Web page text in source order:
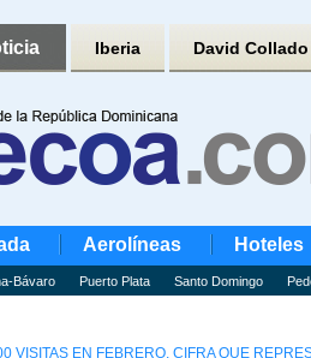
Iberia David Collado
Aerolíneas Hoteles
Bávaro Puerto Plata Santo Domingo
VISITAS EN FEBRERO, CIFRA QUE